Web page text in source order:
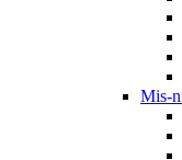
Mis-